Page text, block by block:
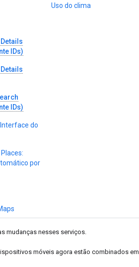
IDs)
IDs)
do
por
Uso do clima
mudanças nesses serviços.
móveis agora estão combinados em